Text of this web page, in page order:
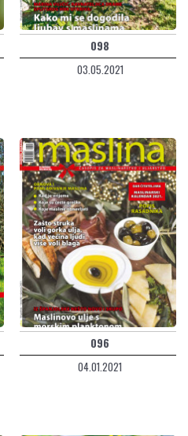
098
03.05.2021
096
04.01.2021